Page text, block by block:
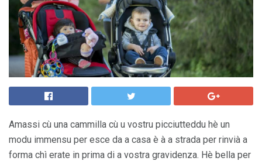
Amassi cù una cammilla cù u vostru picciutteddu hè un
modu immensu per esce da a casa è à a strada per rinvià a
forma chì erate in prima di a vostra gravidenza. Hè bella per